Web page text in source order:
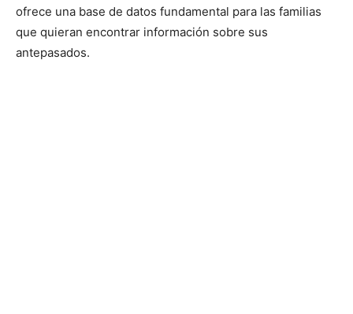
ofrece una base de datos fundamental para las familias
que quieran encontrar información sobre sus
antepasados.